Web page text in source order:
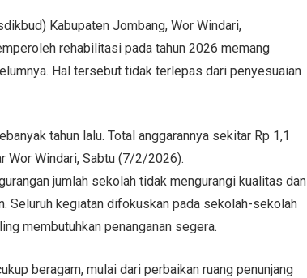
Kabupaten Jombang, Wor Windari,
rehabilitasi pada tahun 2026 memang
Hal tersebut tidak terlepas dari penyesuaian
tahun lalu. Total anggarannya sekitar Rp 1,1
Wor Windari, Sabtu (7/2/2026).
jumlah sekolah tidak mengurangi kualitas dan
Seluruh kegiatan difokuskan pada sekolah-sekolah
membutuhkan penanganan segera.
beragam, mulai dari perbaikan ruang penunjang